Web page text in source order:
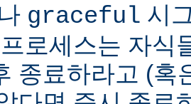
graceful 시
로세스는 자식
종료하라고 (혹